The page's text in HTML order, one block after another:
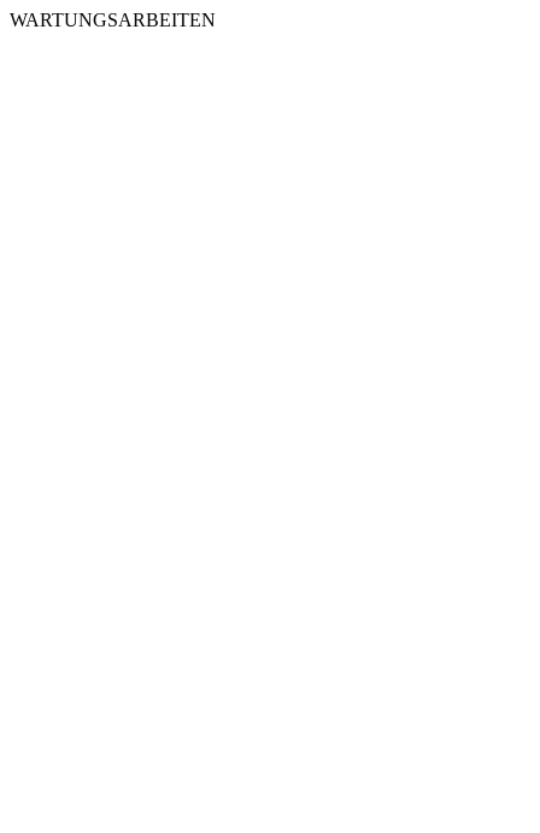
WARTUNGSARBEITEN